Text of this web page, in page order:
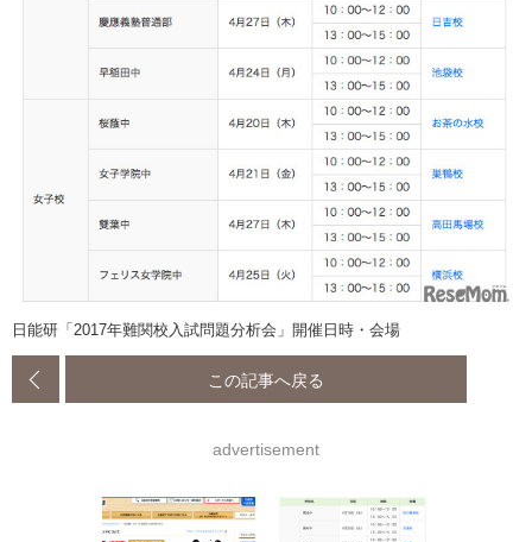
日能研「2017年難関校入試問題分析会」開催日時・会場
この記事へ戻る
advertisement